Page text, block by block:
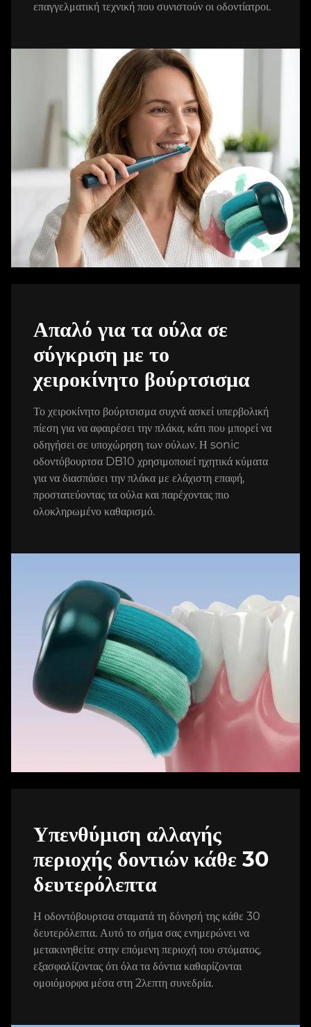
επαγγελματική τεχνική που συνιστούν οι οδοντίατροι.
Απαλό για τα ούλα σε
σύγκριση με το
χειροκίνητο βούρτσισμα
Το χειροκίνητο βούρτσισμα συχνά ασκεί υπερβολική
πίεση για να αφαιρέσει την πλάκα, κάτι που μπορεί να
οδηγήσει σε υποχώρηση των ούλων. Η sonic
οδοντόβουρτσα DB10 χρησιμοποιεί ηχητικά κύματα
για να διασπάσει την πλάκα με ελάχιστη επαφή,
προστατεύοντας τα ούλα και παρέχοντας πιο
ολοκληρωμένο καθαρισμό.
Υπενθύμιση αλλαγής
περιοχής δοντιών κάθε 30
δευτερόλεπτα
Η οδοντόβουρτσα σταματά τη δόνησή της κάθε 30
δευτερόλεπτα. Αυτό το σήμα σας ενημερώνει να
μετακινηθείτε στην επόμενη περιοχή του στόματος,
εξασφαλίζοντας ότι όλα τα δόντια καθαρίζονται
ομοιόμορφα μέσα στη 2λεπτη συνεδρία.